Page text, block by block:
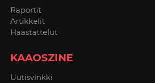
Raportit
Artikkelit
Haastattelut
KAAOSZINE
Uutisvinkki